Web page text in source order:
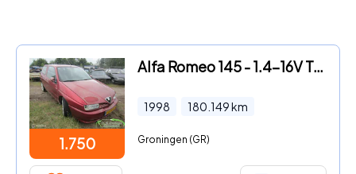
1.750
Alfa Romeo 145 - 1.4-16V T.Spark L Speciale uitvoering
1998 180.149km
Groningen (GR)